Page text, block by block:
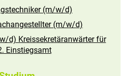
(m/w/d)
(m/w/d)
d) Kreissekretäranwärter für
Einstiegsamt